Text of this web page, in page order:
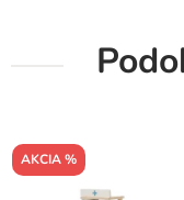
AKCIA %